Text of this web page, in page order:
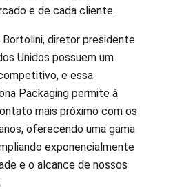
e de cada cliente.
Bortolini, diretor presidente
Unidos possuem um
e essa
Packaging permite à
mais próximo com os
oferecendo uma gama
exponencialmente
e o alcance de nossos